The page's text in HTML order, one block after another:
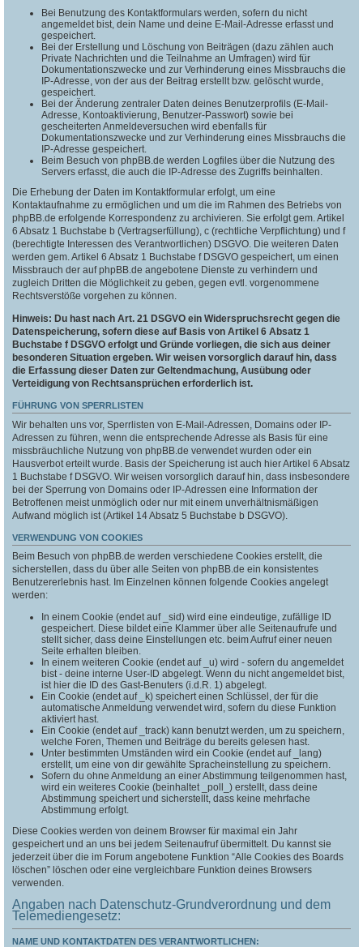
Bei Benutzung des Kontaktformulars werden, sofern du nicht
angemeldet bist, dein Name und deine E-Mail-Adresse erfasst und
gespeichert.
Bei der Erstellung und Löschung von Beiträgen (dazu zählen auch
Private Nachrichten und die Teilnahme an Umfragen) wird für
Dokumentationszwecke und zur Verhinderung eines Missbrauchs die
IP-Adresse, von der aus der Beitrag erstellt bzw. gelöscht wurde,
gespeichert.
Bei der Änderung zentraler Daten deines Benutzerprofils (E-Mail-
Adresse, Kontoaktivierung, Benutzer-Passwort) sowie bei
gescheiterten Anmeldeversuchen wird ebenfalls für
Dokumentationszwecke und zur Verhinderung eines Missbrauchs die
IP-Adresse gespeichert.
Beim Besuch von phpBB.de werden Logfiles über die Nutzung des
Servers erfasst, die auch die IP-Adresse des Zugriffs beinhalten.
Die Erhebung der Daten im Kontaktformular erfolgt, um eine
Kontaktaufnahme zu ermöglichen und um die im Rahmen des Betriebs von
phpBB.de erfolgende Korrespondenz zu archivieren. Sie erfolgt gem. Artikel
6 Absatz 1 Buchstabe b (Vertragserfüllung), c (rechtliche Verpflichtung) und f
(berechtigte Interessen des Verantwortlichen) DSGVO. Die weiteren Daten
werden gem. Artikel 6 Absatz 1 Buchstabe f DSGVO gespeichert, um einen
Missbrauch der auf phpBB.de angebotene Dienste zu verhindern und
zugleich Dritten die Möglichkeit zu geben, gegen evtl. vorgenommene
Rechtsverstöße vorgehen zu können.
Hinweis: Du hast nach Art. 21 DSGVO ein Widerspruchsrecht gegen die
Datenspeicherung, sofern diese auf Basis von Artikel 6 Absatz 1
Buchstabe f DSGVO erfolgt und Gründe vorliegen, die sich aus deiner
besonderen Situation ergeben. Wir weisen vorsorglich darauf hin, dass
die Erfassung dieser Daten zur Geltendmachung, Ausübung oder
Verteidigung von Rechtsansprüchen erforderlich ist.
FÜHRUNG VON SPERRLISTEN
Wir behalten uns vor, Sperrlisten von E-Mail-Adressen, Domains oder IP-
Adressen zu führen, wenn die entsprechende Adresse als Basis für eine
missbräuchliche Nutzung von phpBB.de verwendet wurden oder ein
Hausverbot erteilt wurde. Basis der Speicherung ist auch hier Artikel 6 Absatz
1 Buchstabe f DSGVO. Wir weisen vorsorglich darauf hin, dass insbesondere
bei der Sperrung von Domains oder IP-Adressen eine Information der
Betroffenen meist unmöglich oder nur mit einem unverhältnismäßigen
Aufwand möglich ist (Artikel 14 Absatz 5 Buchstabe b DSGVO).
VERWENDUNG VON COOKIES
Beim Besuch von phpBB.de werden verschiedene Cookies erstellt, die
sicherstellen, dass du über alle Seiten von phpBB.de ein konsistentes
Benutzererlebnis hast. Im Einzelnen können folgende Cookies angelegt
werden:
In einem Cookie (endet auf _sid) wird eine eindeutige, zufällige ID
gespeichert. Diese bildet eine Klammer über alle Seitenaufrufe und
stellt sicher, dass deine Einstellungen etc. beim Aufruf einer neuen
Seite erhalten bleiben.
In einem weiteren Cookie (endet auf _u) wird - sofern du angemeldet
bist - deine interne User-ID abgelegt. Wenn du nicht angemeldet bist,
ist hier die ID des Gast-Benuters (i.d.R. 1) abgelegt.
Ein Cookie (endet auf _k) speichert einen Schlüssel, der für die
automatische Anmeldung verwendet wird, sofern du diese Funktion
aktiviert hast.
Ein Cookie (endet auf _track) kann benutzt werden, um zu speichern,
welche Foren, Themen und Beiträge du bereits gelesen hast.
Unter bestimmten Umständen wird ein Cookie (endet auf _lang)
erstellt, um eine von dir gewählte Spracheinstellung zu speichern.
Sofern du ohne Anmeldung an einer Abstimmung teilgenommen hast,
wird ein weiteres Cookie (beinhaltet _poll_) erstellt, dass deine
Abstimmung speichert und sicherstellt, dass keine mehrfache
Abstimmung erfolgt.
Diese Cookies werden von deinem Browser für maximal ein Jahr
gespeichert und an uns bei jedem Seitenaufruf übermittelt. Du kannst sie
jederzeit über die im Forum angebotene Funktion “Alle Cookies des Boards
löschen” löschen oder eine vergleichbare Funktion deines Browsers
verwenden.
Angaben nach Datenschutz-Grundverordnung und dem
Telemediengesetz:
NAME UND KONTAKTDATEN DES VERANTWORTLICHEN: